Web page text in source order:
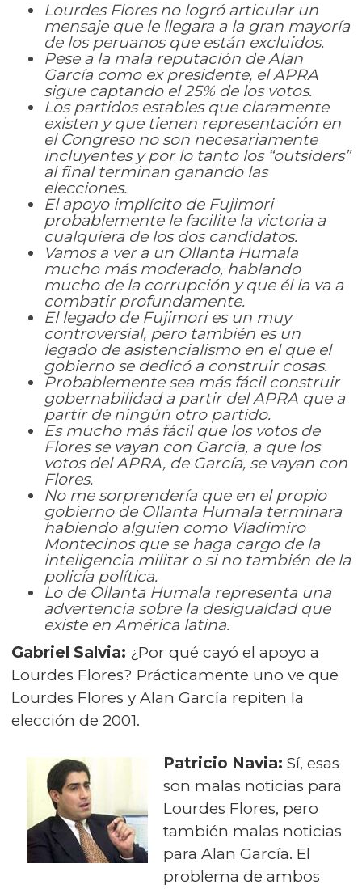
Lourdes Flores no logró articular un
mensaje que le llegara a la gran mayoría
de los peruanos que están excluidos.
Pese a la mala reputación de Alan
García como ex presidente, el APRA
sigue captando el 25% de los votos.
Los partidos estables que claramente
existen y que tienen representación en
el Congreso no son necesariamente
incluyentes y por lo tanto los “outsiders”
al final terminan ganando las
elecciones.
El apoyo implícito de Fujimori
probablemente le facilite la victoria a
cualquiera de los dos candidatos.
Vamos a ver a un Ollanta Humala
mucho más moderado, hablando
mucho de la corrupción y que él la va a
combatir profundamente.
El legado de Fujimori es un muy
controversial, pero también es un
legado de asistencialismo en el que el
gobierno se dedicó a construir cosas.
Probablemente sea más fácil construir
gobernabilidad a partir del APRA que a
partir de ningún otro partido.
Es mucho más fácil que los votos de
Flores se vayan con García, a que los
votos del APRA, de García, se vayan con
Flores.
No me sorprendería que en el propio
gobierno de Ollanta Humala terminara
habiendo alguien como Vladimiro
Montecinos que se haga cargo de la
inteligencia militar o si no también de la
policía política.
Lo de Ollanta Humala representa una
advertencia sobre la desigualdad que
existe en América latina.
Gabriel Salvia: ¿Por qué cayó el apoyo a
Lourdes Flores? Prácticamente uno ve que
Lourdes Flores y Alan García repiten la
elección de 2001.
Patricio Navia: Sí, esas
son malas noticias para
Lourdes Flores, pero
también malas noticias
para Alan García. El
problema de ambos